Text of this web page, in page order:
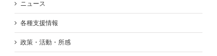
ニュース
各種支援情報
政策・活動・所感